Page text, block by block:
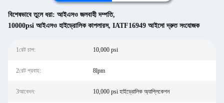
বিশেষভাবে তুলে ধরা: আইএসও জলবাহী দম্পতি,
10000psi আইএসও হাইড্রোলিক কাপলারস, IATF16949 আইসো দ্রুত সংযোজক
1রেট চাপ: 10,000 psi
2রেট প্রবাহ: 8lpm
3আবেদন: 10,000 psi হাইড্রোলিক অ্যাপ্লিকেশন